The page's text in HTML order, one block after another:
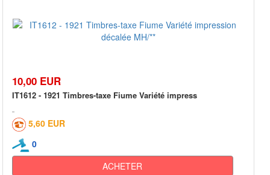
10,00 EUR
IT1612 - 1921 Timbres-taxe Fiume Variété impress
5,60 EUR
0
ACHETER